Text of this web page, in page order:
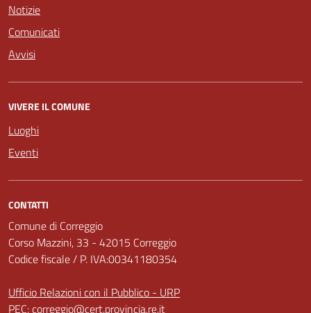
Notizie
Comunicati
Avvisi
VIVERE IL COMUNE
Luoghi
Eventi
CONTATTI
Comune di Correggio
Corso Mazzini, 33 - 42015 Correggio
Codice fiscale / P. IVA:00341180354
Ufficio Relazioni con il Pubblico - URP
PEC:correggio@cert.provincia.re.it